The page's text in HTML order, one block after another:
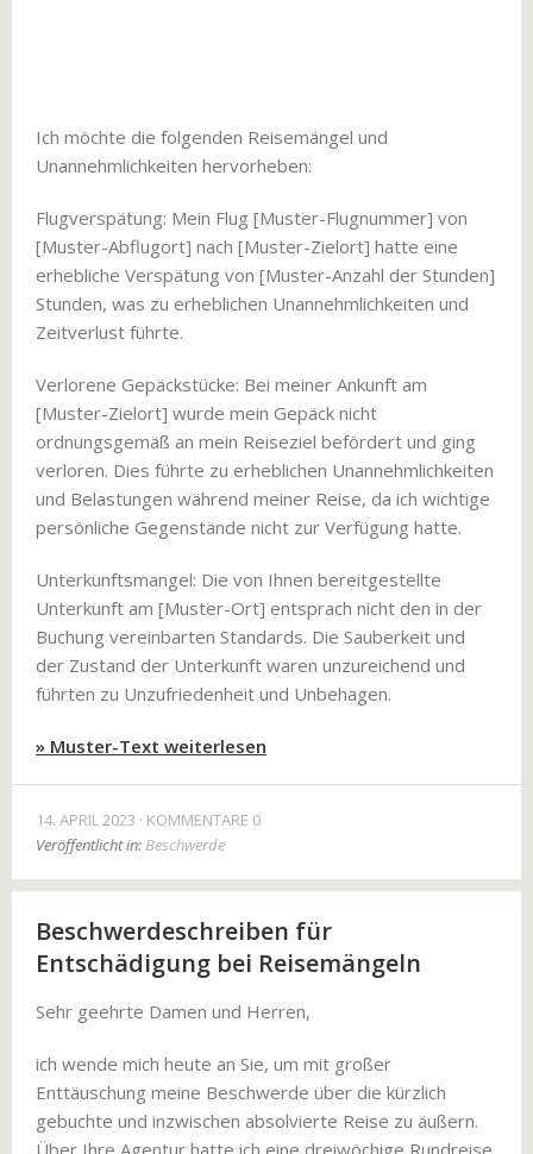
Ich möchte die folgenden Reisemängel und
Unannehmlichkeiten hervorheben:
Flugverspätung: Mein Flug [Muster-Flugnummer] von
[Muster-Abflugort] nach [Muster-Zielort] hatte eine
erhebliche Verspätung von [Muster-Anzahl der Stunden]
Stunden, was zu erheblichen Unannehmlichkeiten und
Zeitverlust führte.
Verlorene Gepäckstücke: Bei meiner Ankunft am
[Muster-Zielort] wurde mein Gepäck nicht
ordnungsgemäß an mein Reiseziel befördert und ging
verloren. Dies führte zu erheblichen Unannehmlichkeiten
und Belastungen während meiner Reise, da ich wichtige
persönliche Gegenstände nicht zur Verfügung hatte.
Unterkunftsmangel: Die von Ihnen bereitgestellte
Unterkunft am [Muster-Ort] entsprach nicht den in der
Buchung vereinbarten Standards. Die Sauberkeit und
der Zustand der Unterkunft waren unzureichend und
führten zu Unzufriedenheit und Unbehagen.
» Muster-Text weiterlesen
14. APRIL 2023
KOMMENTARE 0
Veröffentlicht in:Beschwerde
Beschwerdeschreiben für
Entschädigung bei Reisemängeln
Sehr geehrte Damen und Herren,
ich wende mich heute an Sie, um mit großer
Enttäuschung meine Beschwerde über die kürzlich
gebuchte und inzwischen absolvierte Reise zu äußern.
Über Ihre Agentur hatte ich eine dreiwöchige Rundreise